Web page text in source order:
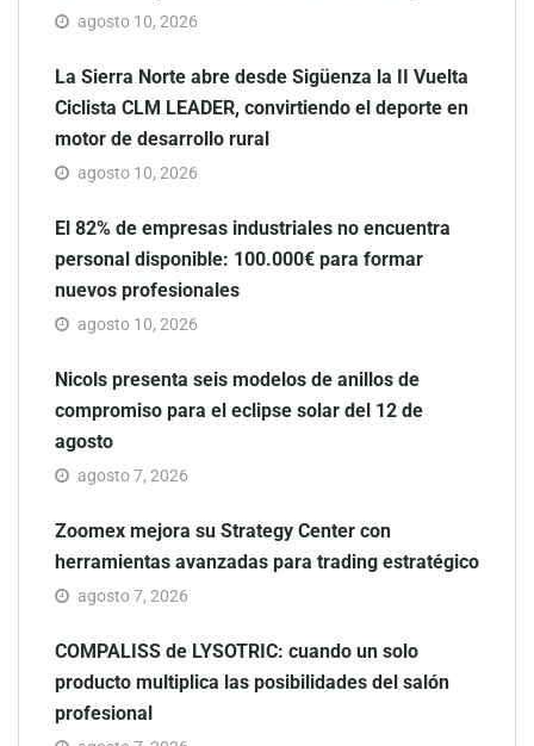
agosto 10, 2026
La Sierra Norte abre desde Sigüenza la II Vuelta
Ciclista CLM LEADER, convirtiendo el deporte en
motor de desarrollo rural
agosto 10, 2026
El 82% de empresas industriales no encuentra
personal disponible: 100.000€ para formar
nuevos profesionales
agosto 10, 2026
Nicols presenta seis modelos de anillos de
compromiso para el eclipse solar del 12 de
agosto
agosto 7, 2026
Zoomex mejora su Strategy Center con
herramientas avanzadas para trading estratégico
agosto 7, 2026
COMPALISS de LYSOTRIC: cuando un solo
producto multiplica las posibilidades del salón
profesional